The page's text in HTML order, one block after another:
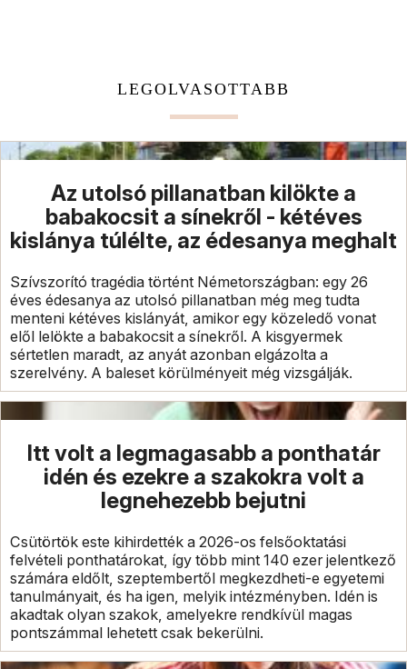
LEGOLVASOTTABB
Az utolsó pillanatban kilökte a
babakocsit a sínekről - kétéves
kislánya túlélte, az édesanya meghalt
Szívszorító tragédia történt Németországban: egy 26
éves édesanya az utolsó pillanatban még meg tudta
menteni kétéves kislányát, amikor egy közeledő vonat
elől lelökte a babakocsit a sínekről. A kisgyermek
sértetlen maradt, az anyát azonban elgázolta a
szerelvény. A baleset körülményeit még vizsgálják.
Itt volt a legmagasabb a ponthatár
idén és ezekre a szakokra volt a
legnehezebb bejutni
Csütörtök este kihirdették a 2026-os felsőoktatási
felvételi ponthatárokat, így több mint 140 ezer jelentkező
számára eldőlt, szeptembertől megkezdheti-e egyetemi
tanulmányait, és ha igen, melyik intézményben. Idén is
akadtak olyan szakok, amelyekre rendkívül magas
pontszámmal lehetett csak bekerülni.